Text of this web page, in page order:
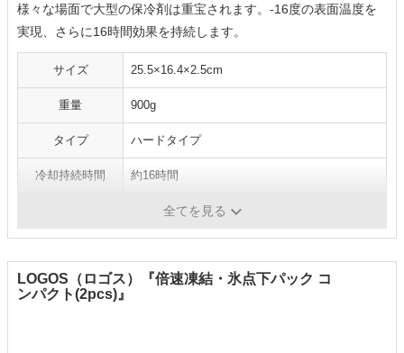
様々な場面で大型の保冷剤は重宝されます。-16度の表面温度を
実現、さらに16時間効果を持続します。
サイズ 25.5×16.4×2.5cm
重量 900g
タイプ ハードタイプ
冷却持続時間 約16時間
約36～48時間
全てを見る
LOGOS（ロゴス）『倍速凍結・氷点下パック コ
ンパクト(2pcs)』